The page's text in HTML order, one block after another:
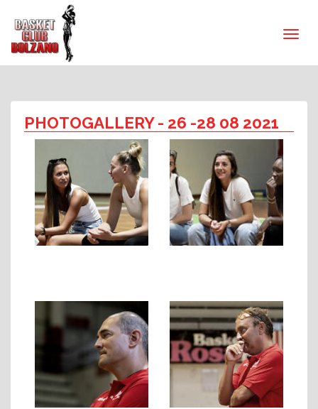
PHOTOGALLERY- 26 -28 08 2021